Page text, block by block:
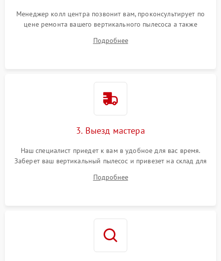
Менеджер колл центра позвонит вам, проконсультирует по
цене ремонта вашего вертикального пылесоса а также
Подробнее
3. Выезд мастера
Наш специалист приедет к вам в удобное для вас время.
Заберет ваш вертикальный пылесос и привезет на склад для
Подробнее